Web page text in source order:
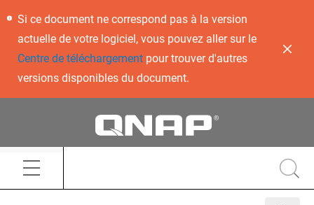
Si ce document ne correspond pas à la version
actuelle de votre logiciel, vous pouvez aller sur le
Centre de téléchargementpour trouver d'autres
versions disponibles du document.